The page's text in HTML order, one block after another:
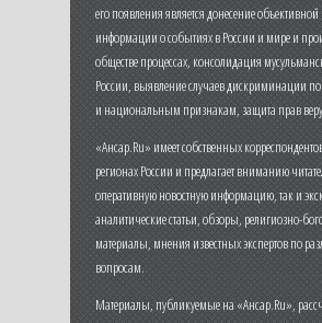
его появления является донесение
информации о событиях в России и мире и
обществе процессах, консолидация
России, выявление случаев дискриминации
и национальным признакам, защита прав
«Ансар.Ru» имеет собственных
регионах России и предлагает вниманию
оперативную новостную информацию, так и
аналитические статьи, обзоры, религиозно-
материалы, мнения известных экспертов по
вопросам.
Материалы, публикуемые на «Ансар.Ru»,